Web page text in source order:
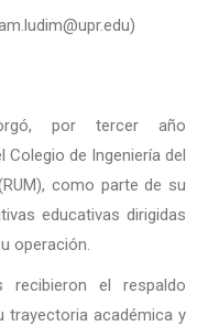
por tercer año
de Ingeniería del
como parte de su
educativas dirigidas
operación.
recibieron el respaldo
trayectoria académica y